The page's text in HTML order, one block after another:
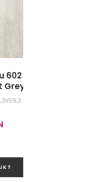
602
Grey
1cm